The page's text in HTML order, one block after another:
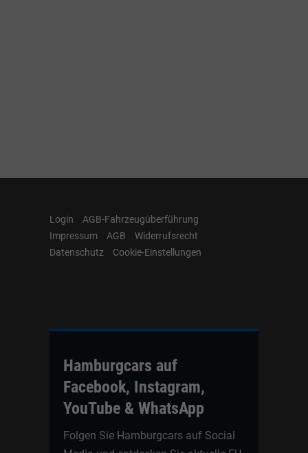
Login
AGB-Fahrzeugüberführung
Impressum
AGB
Widerrufsrecht
Datenschutz
Cookie-Einstellungen
Hamburgcars auf
Facebook, Instagram,
YouTube & WhatsApp
Folgen Sie Hamburgcars auf Social